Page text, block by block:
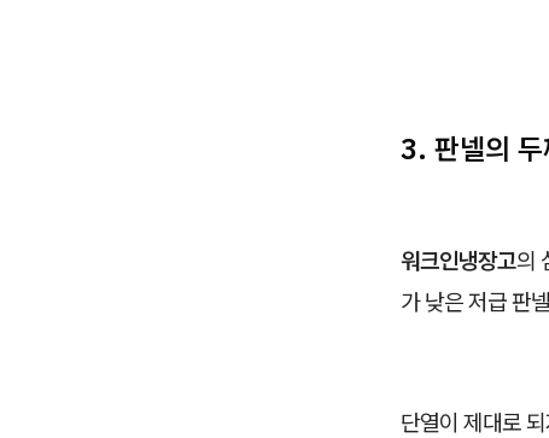
3. 판넬의
워크인냉장고의
가 낮은 저급 판
단열이 제대로